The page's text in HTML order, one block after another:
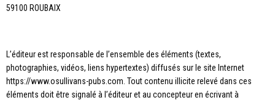
59100 ROUBAIX
L’éditeur est responsable de l’ensemble des éléments (textes,
photographies, vidéos, liens hypertextes) diffusés sur le site Internet
https://www.osullivans-pubs.com. Tout contenu illicite relevé dans ces
éléments doit être signalé à l’éditeur et au concepteur en écrivant à